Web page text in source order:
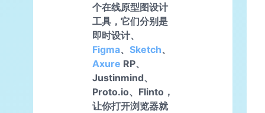
个在线原型图设计
工具，它们分别是
即时设计、
Figma、 Sketch、
Axure RP、
Justinmind、
Proto.io、Flinto，
让你打开浏览器就